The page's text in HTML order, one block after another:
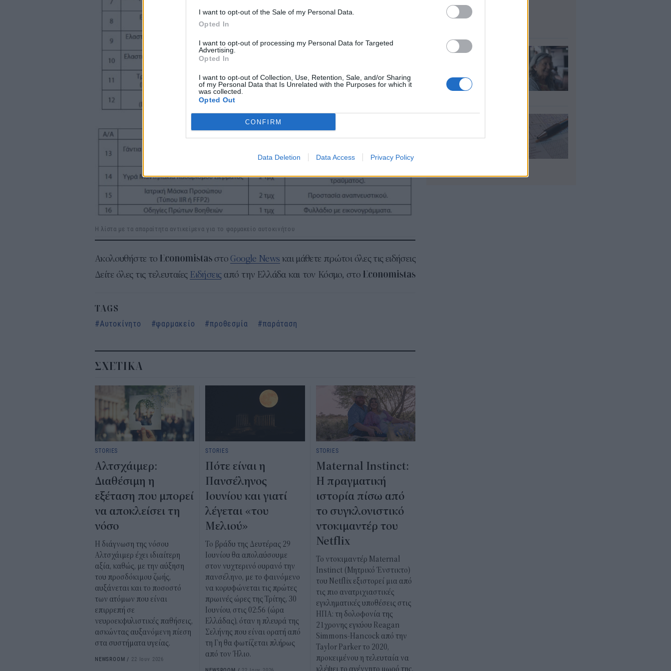
I want to opt-out of the Sale of my Personal Data.
Opted In
I want to opt-out of processing my Personal Data for Targeted
Advertising.
Opted In
I want to opt-out of Collection, Use, Retention, Sale, and/or Sharing
of my Personal Data that Is Unrelated with the Purposes for which it
was collected.
Opted Out
CONFIRM
Data Deletion Data Access Privacy Policy
Η λίστα με τα απαραίτητα αντικείμενα για το φαρμακείο αυτοκινήτου
Ακολουθήστε το στο Google News και μάθετε πρώτοι όλες τις ειδήσεις
Δείτε όλες τις τελευταίες Ειδήσειςαπό την Ελλάδα και τον Κόσμο, στο
TAGS
Αυτοκίνητο
φαρμακείο προθεσμία παράταση
ΣΧΕΤΙΚΑ
STORIES
Αλτσχάιμερ:
Διαθέσιμη η
εξέταση που μπορεί
να αποκλείσει τη
νόσο
Η διάγνωση της νόσου
Αλτσχάιμερ έχει ιδιαίτερη
αξία, καθώς, με την αύξηση
του προσδόκιμου ζωής,
αυξάνεται και το ποσοστό
των ατόμων που είναι
επιρρεπή σε
νευροεκφυλιστικές παθήσεις,
ασκώντας αυξανόμενη πίεση
στα συστήματα υγείας.
NEWSROOM / 22 Ιουν 2026
STORIES
Πότε είναι η
Πανσέληνος
Ιουνίου και γιατί
λέγεται «του
Μελιού»
Το βράδυ της Δευτέρας 29
Ιουνίου θα απολαύσουμε
στον νυχτερινό ουρανό την
πανσέληνο, με το φαινόμενο
να κορυφώνεται τις πρώτες
πρωινές ώρες της Τρίτης, 30
Ιουνίου, στις 02:56 (ώρα
Ελλάδας), όταν η πλευρά της
Σελήνης που είναι ορατή από
τη Γη θα φωτίζεται πλήρως
από τον Ήλιο.
STORIES
Maternal Instinct:
Η πραγματική
ιστορία πίσω από
το συγκλονιστικό
ντοκιμαντέρ του
Netflix
Το ντοκιμαντέρ Maternal
Instinct (Μητρικό Ένστικτο)
του Netflix εξιστορεί μια από
τις πιο ανατριχιαστικές
εγκληματικές υποθέσεις στις
ΗΠΑ: τη δολοφονία της
21χρονης εγκύου Reagan
Simmons-Hancock από την
Taylor Parker το 2020,
προκειμένου η τελευταία να
κλέψει το αγέννητο μωρό της.
Δημοσίου ζητούν
προσωπικό
Συντάξεις χηρείας:
Αυγούστου
εμφανίσεις με μόλις
05 Αυγ 2026